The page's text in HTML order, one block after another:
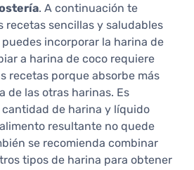
. A continuación te
recetas sencillas y saludables
incorporar la harina de
a harina de coco requiere
recetas porque absorbe más
de las otras harinas. Es
de harina y líquido
resultante no quede
se recomienda combinar
tipos de harina para obtener